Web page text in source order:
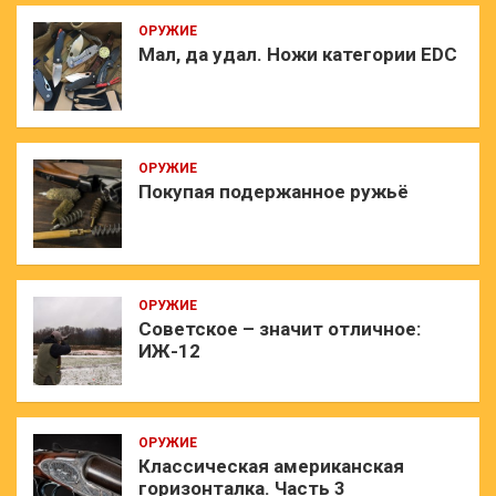
ОРУЖИЕ
Мал, да удал. Ножи категории EDC
ОРУЖИЕ
Покупая подержанное ружьё
ОРУЖИЕ
Советское – значит отличное:
ИЖ-12
ОРУЖИЕ
Классическая американская
горизонталка. Часть 3